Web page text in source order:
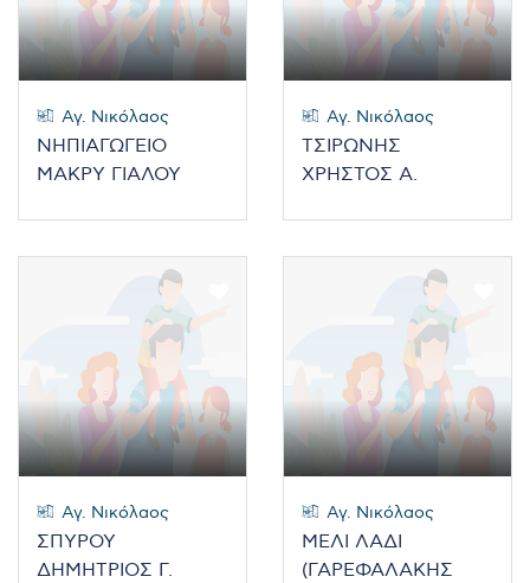
Αγ. Νικόλαος
ΝΗΠΙΑΓΩΓΕΙΟ
ΜΑΚΡΥ ΓΙΑΛΟΥ
Αγ. Νικόλαος
ΤΣΙΡΩΝΗΣ
ΧΡΗΣΤΟΣ Α.
Αγ. Νικόλαος
ΣΠΥΡΟΥ
ΔΗΜΗΤΡΙΟΣ Γ.
Αγ. Νικόλαος
ΜΕΛΙ ΛΑΔΙ
(ΓΑΡΕΦΑΛΑΚΗΣ